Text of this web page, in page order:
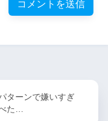
ターンで嫌いすぎ
た…